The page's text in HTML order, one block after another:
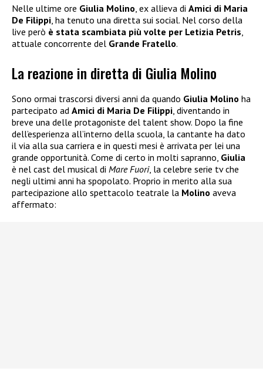
Nelle ultime ore Giulia Molino , ex allieva di Amici di Maria
De Filippi , ha tenuto una diretta sui social. Nel corso della
live però è stata scambiata più volte per Letizia Petris
attuale concorrente del Grande Fratello.
La reazione in diretta di Giulia Molino
Sono ormai trascorsi diversi anni da quando Giulia Molino ha
partecipato ad Amici di Maria De Filippi, diventando in
breve una delle protagoniste del talent show. Dopo la fine
dell’esperienza all’interno della scuola, la cantante ha dato
il via alla sua carriera e in questi mesi è arrivata per lei una
grande opportunità. Come di certo in molti sapranno, Giulia
è nel cast del musical di Mare Fuori, la celebre serie tv che
negli ultimi anni ha spopolato. Proprio in merito alla sua
partecipazione allo spettacolo teatrale la Molino aveva
affermato: